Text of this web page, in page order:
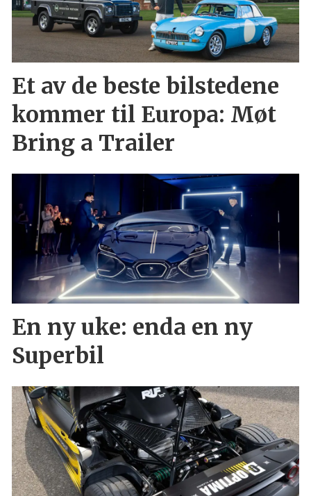
Et av de beste bilstedene
kommer til Europa: Møt
Bring a Trailer
En ny uke: enda en ny
Superbil